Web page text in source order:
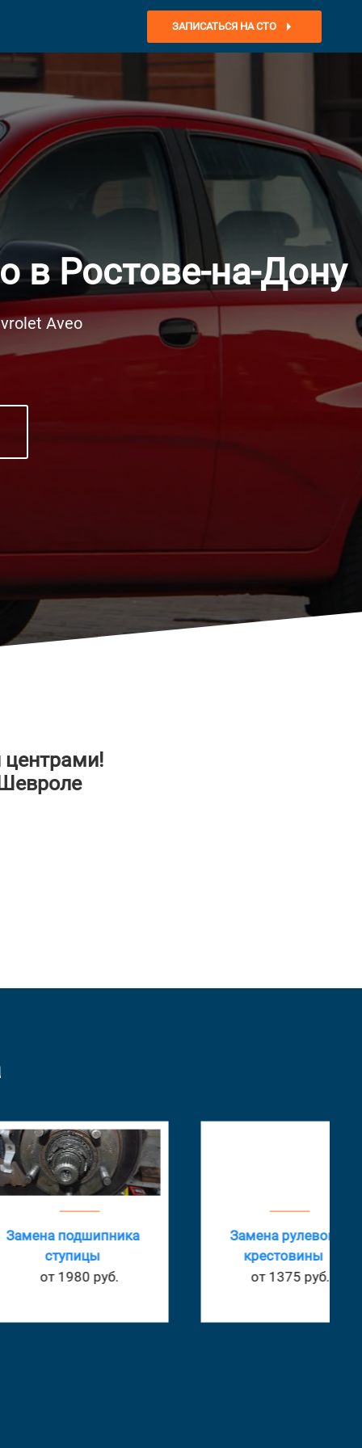
ЗАПИСАТЬСЯ НА СТО
в Ростове-на-Дону
Aveo
подшипника
1980 руб.
Замена рулевой
крестовины
от 1375 руб.